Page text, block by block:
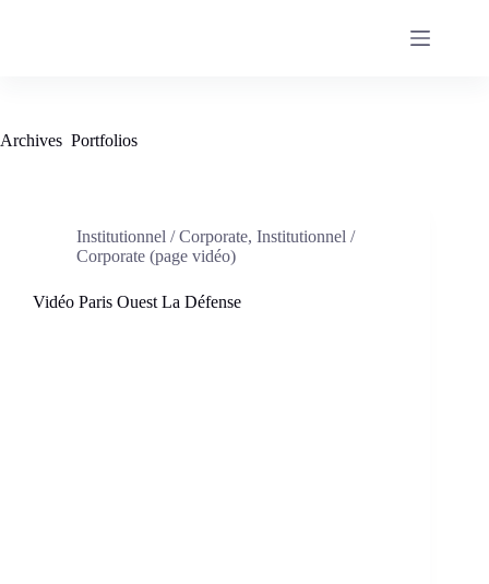
Archives Portfolios
Institutionnel / Corporate, Institutionnel /
Corporate (page vidéo)
Vidéo Paris Ouest La Défense